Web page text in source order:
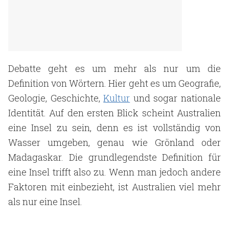
Debatte geht es um mehr als nur um die
Definition von Wörtern. Hier geht es um Geografie,
Geologie, Geschichte,Kultur und sogar nationale
Identität. Auf den ersten Blick scheint Australien
eine Insel zu sein, denn es ist vollständig von
Wasser umgeben, genau wie Grönland oder
Madagaskar. Die grundlegendste Definition für
eine Insel trifft also zu. Wenn man jedoch andere
Faktoren mit einbezieht, ist Australien viel mehr
als nur eine Insel.